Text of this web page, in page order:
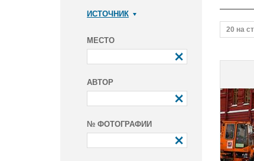
ИСТОЧНИК
МЕСТО
АВТОР
№ ФОТОГРАФИИ
20 на